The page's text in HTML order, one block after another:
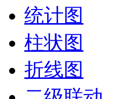
统计图
柱状图
折线图